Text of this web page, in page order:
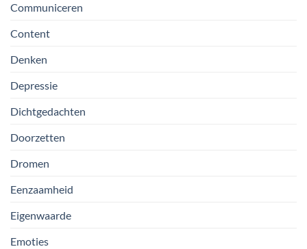
Communiceren
Content
Denken
Depressie
Dichtgedachten
Doorzetten
Dromen
Eenzaamheid
Eigenwaarde
Emoties